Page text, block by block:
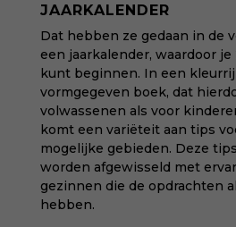
JAARKALENDER
Dat hebben ze gedaan in de
een jaarkalender, waardoor
kunt beginnen. In een
vormgegeven boek, dat
volwassenen als voor
komt een variëteit aan tips
mogelijke gebieden. Deze
worden afgewisseld met
gezinnen die de opdrachten
hebben.